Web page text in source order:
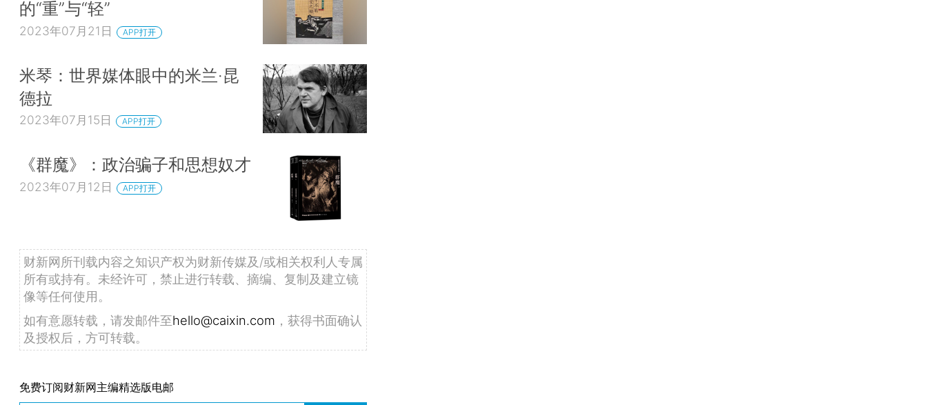
的“重”与“轻”
2023年07月21日 APP打开
米琴：世界媒体眼中的米兰·昆
德拉
2023年07月15日 APP打开
《群魔》：政治骗子和思想奴才
2023年07月12日 APP打开
财新网所刊载内容之知识产权为财新传媒及/或相关权利人专属
所有或持有。未经许可，禁止进行转载、摘编、复制及建立镜
像等任何使用。
如有意愿转载，请发邮件至hello@caixin.com ，获得书面确认
及授权后，方可转载。
免费订阅财新网主编精选版电邮